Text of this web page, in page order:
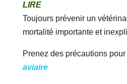
LIRE
Toujours prévenir un
mortalité importante et
Prenez des précautions
aviaire